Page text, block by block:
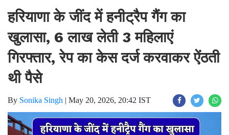
हरियाणा के जींद में हनीट्रैप गैंग का
खुलासा, 6 लाख लेती 3 महिलाएं
गिरफ्तार, रेप का केस दर्ज करवाकर ऐंठती
थी पैसे
By Sonika Singh | May 20, 2026, 20:42 IST